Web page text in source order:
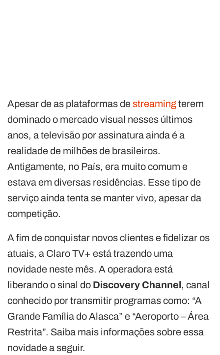
Apesar de as plataformas destreamingterem
dominado o mercado visual nesses últimos
anos, a televisão por assinatura ainda é a
realidade de milhões de brasileiros.
Antigamente, no País, era muito comum e
estava em diversas residências. Esse tipo de
serviço ainda tenta se manter vivo, apesar da
competição.
A fim de conquistar novos clientes e fidelizar os
atuais, a Claro TV+ está trazendo uma
novidade neste mês. A operadora está
liberando o sinal do Discovery Channel, canal
conhecido por transmitir programas como: “A
Grande Família do Alasca” e “Aeroporto – Área
Restrita”. Saiba mais informações sobre essa
novidade a seguir.